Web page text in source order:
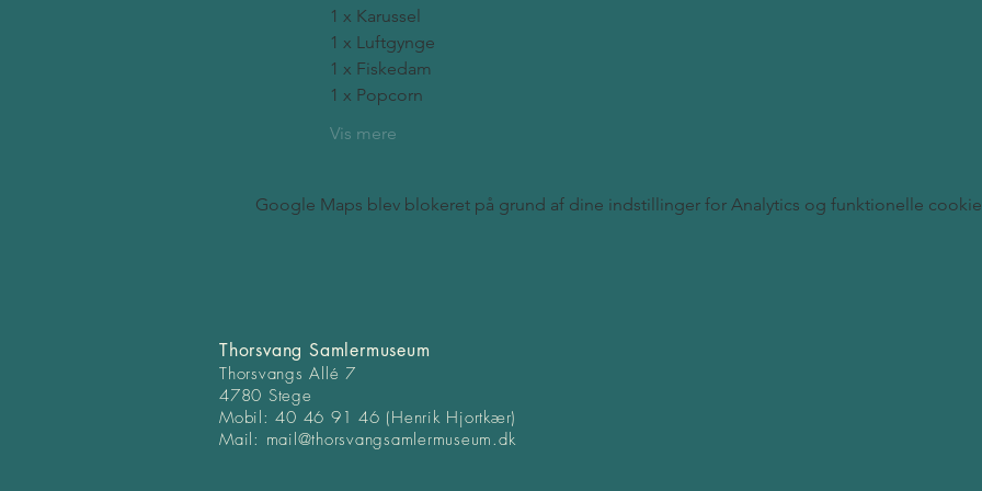
1 x Karussel
1 x Luftgynge
1 x Fiskedam
1 x Popcorn
Vis mere
Google Maps blev blokeret på grund af dine indstillinger for Analytics og funktionelle
Thorsvang Samlermuseum
Thorsvangs Allé 7
4780 Stege
Mobil: 40 46 91 46 (Henrik Hjortkær)
Mail: mail@thorsvangsamlermuseum.dk